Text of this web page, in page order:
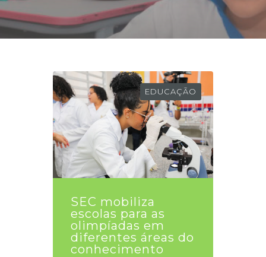
EDUCAÇÃO
SEC mobiliza
escolas para as
olimpíadas em
diferentes áreas do
conhecimento